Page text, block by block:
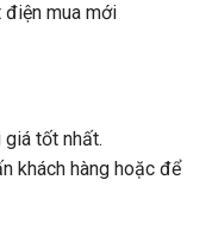
điện mua mới
giá tốt nhất.
khách hàng hoặc để